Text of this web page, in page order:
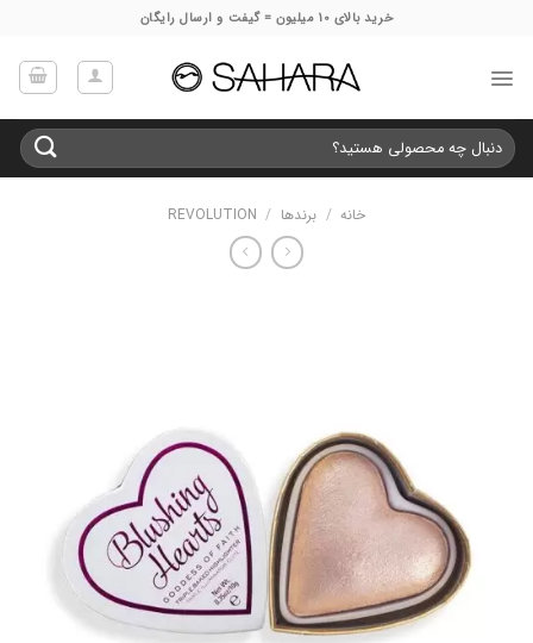
خرید بالای 10 میلیون = گیفت و ارسال رایگان
جستجو
برای:
خانه / برندها /
REVOLUTION